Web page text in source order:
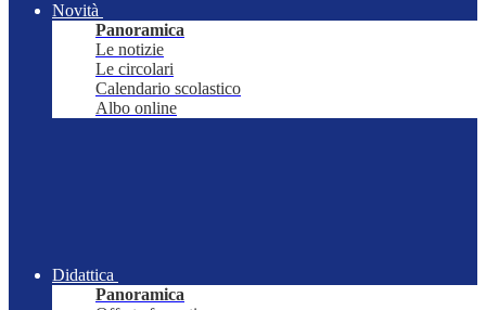
Novità
Panoramica
Le notizie
Le circolari
Calendario scolastico
Albo online
Didattica
Panoramica